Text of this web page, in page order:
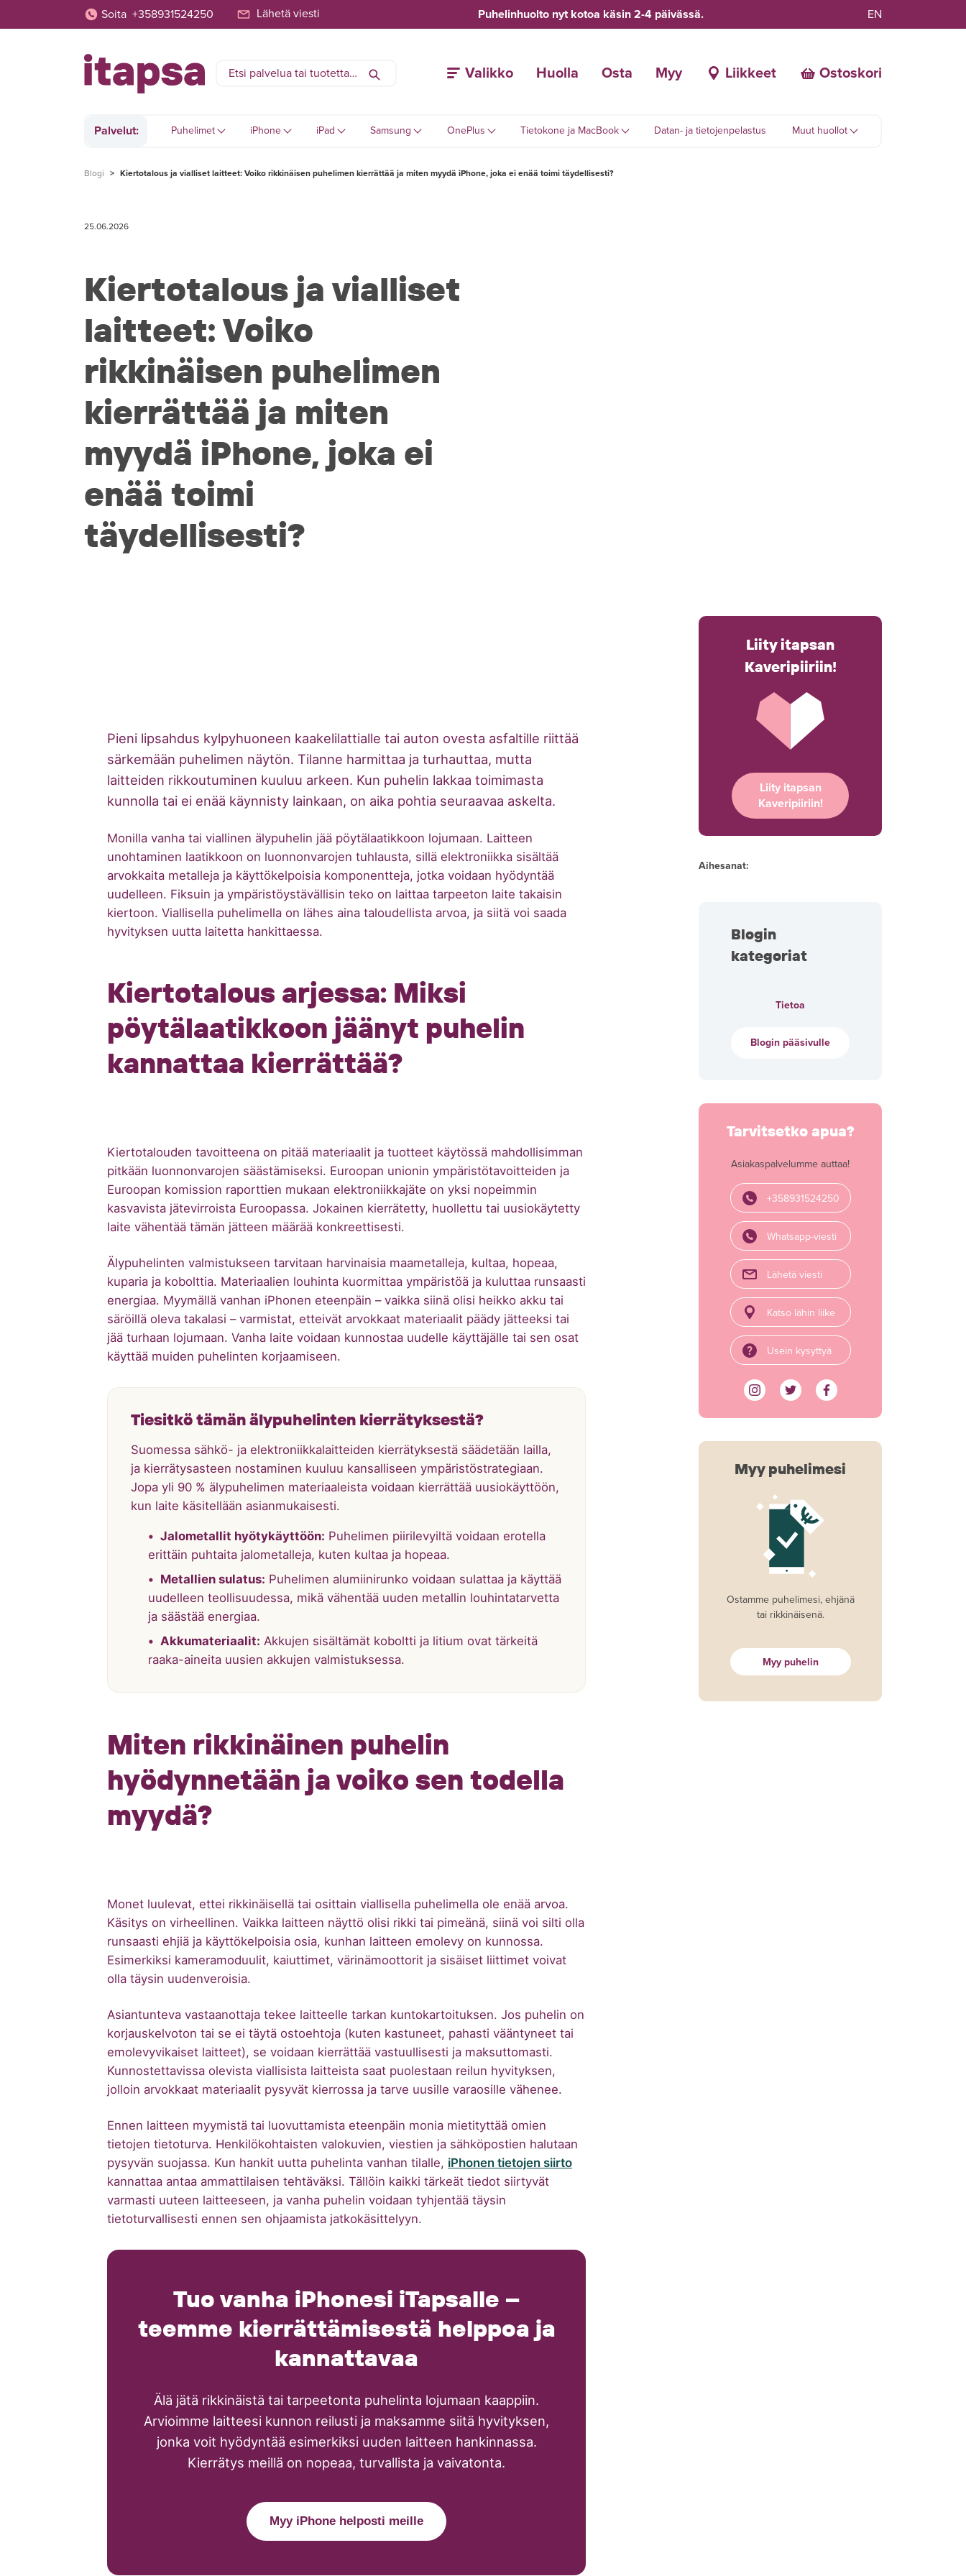
Soita +358931524250 Lähetä viesti Puhelinhuolto nyt kotoa käsin 2-4 päivässä. EN
Valikko Huolla Osta Myy Liikkeet Ostoskori
Palvelut: Puhelimet iPhone iPad Samsung OnePlus Tietokone ja MacBook Datan- ja tietojenpelastus Muut huollot
Blogi > Kiertotalous ja vialliset laitteet: Voiko rikkinäisen puhelimen kierrättää ja miten myydä iPhone, joka ei enää toimi täydellisesti?
25.06.2026
Kiertotalous ja vialliset
laitteet: Voiko
rikkinäisen puhelimen
kierrättää ja miten
myydä iPhone, joka ei
enää toimi
täydellisesti?
Pieni lipsahdus kylpyhuoneen kaakelilattialle tai auton ovesta asfaltille riittää
särkemään puhelimen näytön. Tilanne harmittaa ja turhauttaa, mutta
laitteiden rikkoutuminen kuuluu arkeen. Kun puhelin lakkaa toimimasta
kunnolla tai ei enää käynnisty lainkaan, on aika pohtia seuraavaa askelta.
Monilla vanha tai viallinen älypuhelin jää pöytälaatikkoon lojumaan. Laitteen
unohtaminen laatikkoon on luonnonvarojen tuhlausta, sillä elektroniikka sisältää
arvokkaita metalleja ja käyttökelpoisia komponentteja, jotka voidaan hyödyntää
uudelleen. Fiksuin ja ympäristöystävällisin teko on laittaa tarpeeton laite takaisin
kiertoon. Viallisella puhelimella on lähes aina taloudellista arvoa, ja siitä voi saada
hyvityksen uutta laitetta hankittaessa.
Kiertotalous arjessa: Miksi
pöytälaatikkoon jäänyt puhelin
kannattaa kierrättää?
Kiertotalouden tavoitteena on pitää materiaalit ja tuotteet käytössä mahdollisimman
pitkään luonnonvarojen säästämiseksi. Euroopan unionin ympäristötavoitteiden ja
Euroopan komission raporttien mukaan elektroniikkajäte on yksi nopeimmin
kasvavista jätevirroista Euroopassa. Jokainen kierrätetty, huollettu tai uusiokäytetty
laite vähentää tämän jätteen määrää konkreettisesti.
Älypuhelinten valmistukseen tarvitaan harvinaisia maametalleja, kultaa, hopeaa,
kuparia ja kobolttia. Materiaalien louhinta kuormittaa ympäristöä ja kuluttaa runsaasti
energiaa. Myymällä vanhan iPhonen eteenpäin – vaikka siinä olisi heikko akku tai
säröillä oleva takalasi – varmistat, etteivät arvokkaat materiaalit päädy jätteeksi tai
jää turhaan lojumaan. Vanha laite voidaan kunnostaa uudelle käyttäjälle tai sen osat
käyttää muiden puhelinten korjaamiseen.
Tiesitkö tämän älypuhelinten kierrätyksestä?
Suomessa sähkö- ja elektroniikkalaitteiden kierrätyksestä säädetään lailla,
ja kierrätysasteen nostaminen kuuluu kansalliseen ympäristöstrategiaan.
Jopa yli 90 % älypuhelimen materiaaleista voidaan kierrättää uusiokäyttöön,
kun laite käsitellään asianmukaisesti.
Jalometallit hyötykäyttöön: Puhelimen piirilevyiltä voidaan erotella
erittäin puhtaita jalometalleja, kuten kultaa ja hopeaa.
Metallien sulatus: Puhelimen alumiinirunko voidaan sulattaa ja käyttää
uudelleen teollisuudessa, mikä vähentää uuden metallin louhintatarvetta
ja säästää energiaa.
Akkumateriaalit: Akkujen sisältämät koboltti ja litium ovat tärkeitä
raaka-aineita uusien akkujen valmistuksessa.
Miten rikkinäinen puhelin
hyödynnetään ja voiko sen todella
myydä?
Monet luulevat, ettei rikkinäisellä tai osittain viallisella puhelimella ole enää arvoa.
Käsitys on virheellinen. Vaikka laitteen näyttö olisi rikki tai pimeänä, siinä voi silti olla
runsaasti ehjiä ja käyttökelpoisia osia, kunhan laitteen emolevy on kunnossa.
Esimerkiksi kameramoduulit, kaiuttimet, värinämoottorit ja sisäiset liittimet voivat
olla täysin uudenveroisia.
Asiantunteva vastaanottaja tekee laitteelle tarkan kuntokartoituksen. Jos puhelin on
korjauskelvoton tai se ei täytä ostoehtoja (kuten kastuneet, pahasti vääntyneet tai
emolevyvikaiset laitteet), se voidaan kierrättää vastuullisesti ja maksuttomasti.
Kunnostettavissa olevista viallisista laitteista saat puolestaan reilun hyvityksen,
jolloin arvokkaat materiaalit pysyvät kierrossa ja tarve uusille varaosille vähenee.
Ennen laitteen myymistä tai luovuttamista eteenpäin monia mietityttää omien
tietojen tietoturva. Henkilökohtaisten valokuvien, viestien ja sähköpostien halutaan
pysyvän suojassa. Kun hankit uutta puhelinta vanhan tilalle, iPhonen tietojen siirto
kannattaa antaa ammattilaisen tehtäväksi. Tällöin kaikki tärkeät tiedot siirtyvät
varmasti uuteen laitteeseen, ja vanha puhelin voidaan tyhjentää täysin
tietoturvallisesti ennen sen ohjaamista jatkokäsittelyyn.
Tuo vanha iPhonesi iTapsalle –
teemme kierrättämisestä helppoa ja
kannattavaa
Älä jätä rikkinäistä tai tarpeetonta puhelinta lojumaan kaappiin.
Arvioimme laitteesi kunnon reilusti ja maksamme siitä hyvityksen,
jonka voit hyödyntää esimerkiksi uuden laitteen hankinnassa.
Kierrätys meillä on nopeaa, turvallista ja vaivatonta.
Myy iPhone helposti meille
Liity itapsan
Kaveripiiriin!
Liity itapsan
Kaveripiiriin!
Aihesanat:
Blogin
kategoriat
Tietoa
Blogin pääsivulle
Tarvitsetko apua?
Asiakaspalvelumme auttaa!
+358931524250
Whatsapp-viesti
Lähetä viesti
Katso lähin liike
Usein kysyttyä
Myy puhelimesi
Ostamme puhelimesi, ehjänä
tai rikkinäisenä.
Myy puhelin